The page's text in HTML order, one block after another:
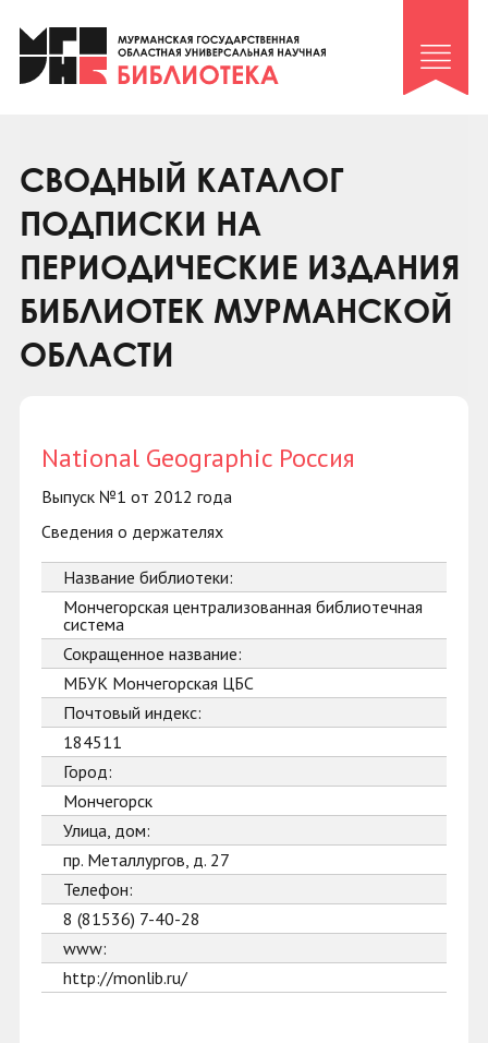
Клуб «Гиря и сельдерей»
Клуб «Семейный архив»
Коллегам
Контакты
СВОДНЫЙ КАТАЛОГ
ПОДПИСКИ НА
ПЕРИОДИЧЕСКИЕ ИЗДАНИЯ
БИБЛИОТЕК МУРМАНСКОЙ
ОБЛАСТИ
National Geographic Россия
Выпуск №1 от 2012 года
Сведения о держателях
Название библиотеки:
Мончегорская централизованная библиотечная
система
Сокращенное название:
МБУК Мончегорская ЦБС
Почтовый индекс:
184511
Город:
Мончегорск
Улица, дом:
пр. Металлургов, д. 27
Телефон:
8 (81536) 7-40-28
www:
http://monlib.ru/